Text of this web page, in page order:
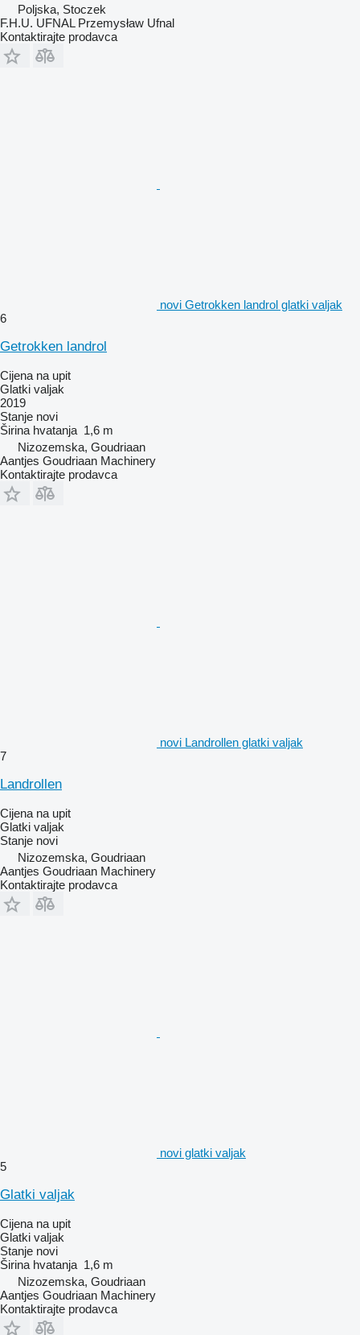
Poljska, Stoczek
F.H.U. UFNAL Przemysław Ufnal
Kontaktirajte prodavca
novi Getrokken landrol glatki valjak
6
Getrokken landrol
Cijena na upit
Glatki valjak
2019
Stanje novi
Širina hvatanja 1,6 m
Nizozemska, Goudriaan
Aantjes Goudriaan Machinery
Kontaktirajte prodavca
novi Landrollen glatki valjak
7
Landrollen
Cijena na upit
Glatki valjak
Stanje novi
Nizozemska, Goudriaan
Aantjes Goudriaan Machinery
Kontaktirajte prodavca
novi glatki valjak
5
Glatki valjak
Cijena na upit
Glatki valjak
Stanje novi
Širina hvatanja 1,6 m
Nizozemska, Goudriaan
Aantjes Goudriaan Machinery
Kontaktirajte prodavca